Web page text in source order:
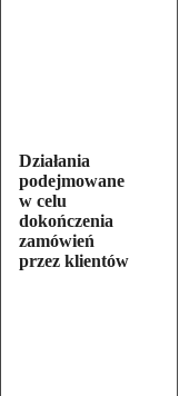
Działania
podejmowane
w celu
dokończenia
zamówień
przez klientów